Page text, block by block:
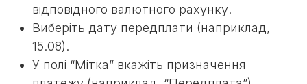
відповідного валютного рахунку.
Виберіть дату передплати (наприклад,
15.08).
У полі “Мітка” вкажіть призначення